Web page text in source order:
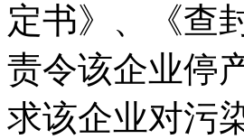
定书》、《查
责令该企业停
求该企业对污